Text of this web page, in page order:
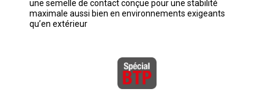
une semelle de contact conçue pour une stabilité
maximale aussi bien en environnements exigeants
qu’en extérieur